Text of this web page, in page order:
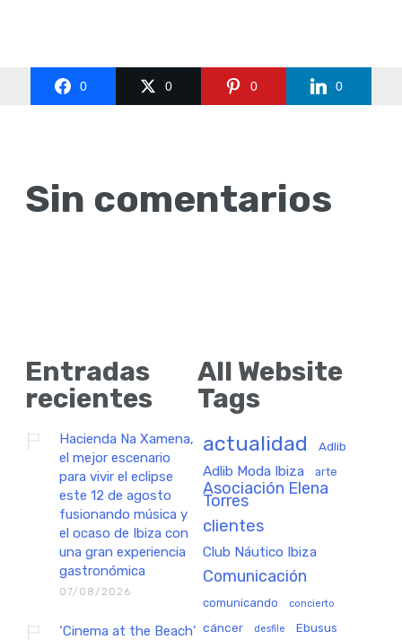
0 0 0 0
Sin comentarios
Entradas
recientes
Hacienda Na Xamena,
el mejor escenario
para vivir el eclipse
este 12 de agosto
fusionando música y
el ocaso de Ibiza con
una gran experiencia
gastronómica
07/08/2026
‘Cinema at the Beach’
All Website
Tags
actualidad Adlib
Adlib Moda Ibiza arte
Asociación Elena
Torres
clientes
Club Náutico Ibiza
Comunicación
comunicando concierto
cáncer desfile Ebusus